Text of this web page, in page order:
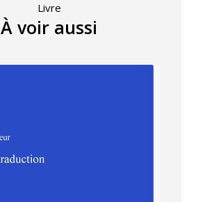
Livre
À voir aussi